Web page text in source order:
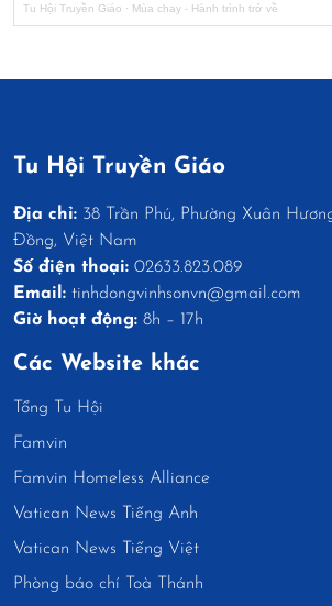
Tu Hội Truyền Giáo · Mùa chay - Hành trình trở về
Tu Hội Truyền Giáo
Địa chỉ: 38 Trần Phú, Phường Xuân
Đồng, Việt Nam
Số điện thoại: 02633.823.089
Email: tinhdongvinhsonvn@gmail.com
Giờ hoạt động: 8h – 17h
Các Website khác
Tổng Tu Hội
Famvin
Famvin Homeless Alliance
Vatican News Tiếng Anh
Vatican News Tiếng Việt
Phòng báo chí Toà Thánh